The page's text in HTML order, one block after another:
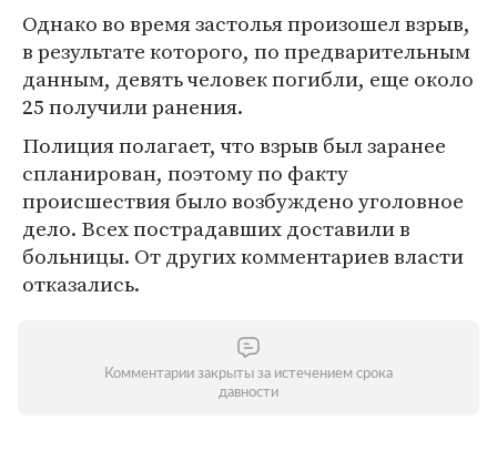
Однако во время застолья произошел взрыв,
в результате которого, по предварительным
данным, девять человек погибли, еще около
25 получили ранения.
Полиция полагает, что взрыв был заранее
спланирован, поэтому по факту
происшествия было возбуждено уголовное
дело. Всех пострадавших доставили в
больницы. От других комментариев власти
отказались.
Комментарии закрыты за истечением срока
давности